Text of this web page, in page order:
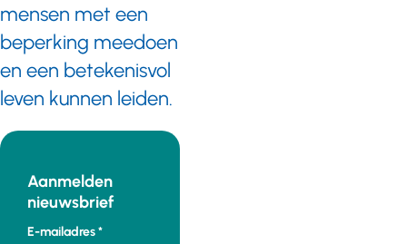
mensen met een
beperking meedoen
en een betekenisvol
leven kunnen leiden.
Aanmelden
nieuwsbrief
E-mailadres